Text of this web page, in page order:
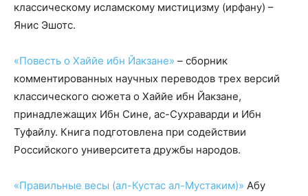
классическому исламскому мистицизму (ирфану) –
Янис Эшотс.
«Повесть о Хаййе ибн Йакзане» – сборник
комментированных научных переводов трех версий
классического сюжета о Хаййе ибн Йакзане,
принадлежащих Ибн Сине, ас-Сухраварди и Ибн
Туфайлу. Книга подготовлена при содействии
Российского университета дружбы народов.
«Правильные весы (ал-Кустас ал-Мустаким)» Абу